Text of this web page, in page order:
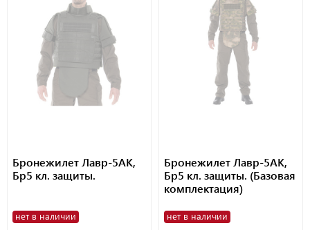
Бронежилет Лавр-5АК,
Бр5 кл. защиты.
нет в наличии
Бронежилет Лавр-5АК,
Бр5 кл. защиты. (Базовая
комплектация)
нет в наличии